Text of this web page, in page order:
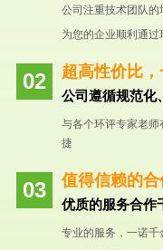
公司注重技术团队
为您的企业顺利通
超高性价比
公司遵循规范化
与各个环评专家老
捷
值得信赖的
优质的服务合作
专业的服务，一诺